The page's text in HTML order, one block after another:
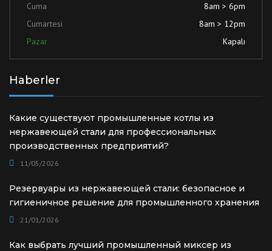
Cuma
8am > 6pm
Cumartesi
8am > 12pm
Pazar
Kapalı
Haberler
Какие существуют промышленные котлы из
нержавеющей стали для профессиональных
производственных предприятий?
11/05/2026
Резервуары из нержавеющей стали: безопасное и
гигиеничное решение для промышленного хранения
21/01/2026
Как выбрать лучший промышленный миксер из